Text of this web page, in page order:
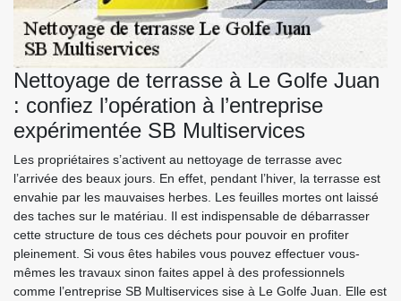
Nettoyage de terrasse à Le Golfe Juan
: confiez l’opération à l’entreprise
expérimentée SB Multiservices
Les propriétaires s’activent au nettoyage de terrasse avec
l’arrivée des beaux jours. En effet, pendant l’hiver, la terrasse est
envahie par les mauvaises herbes. Les feuilles mortes ont laissé
des taches sur le matériau. Il est indispensable de débarrasser
cette structure de tous ces déchets pour pouvoir en profiter
pleinement. Si vous êtes habiles vous pouvez effectuer vous-
mêmes les travaux sinon faites appel à des professionnels
comme l’entreprise SB Multiservices sise à Le Golfe Juan. Elle est